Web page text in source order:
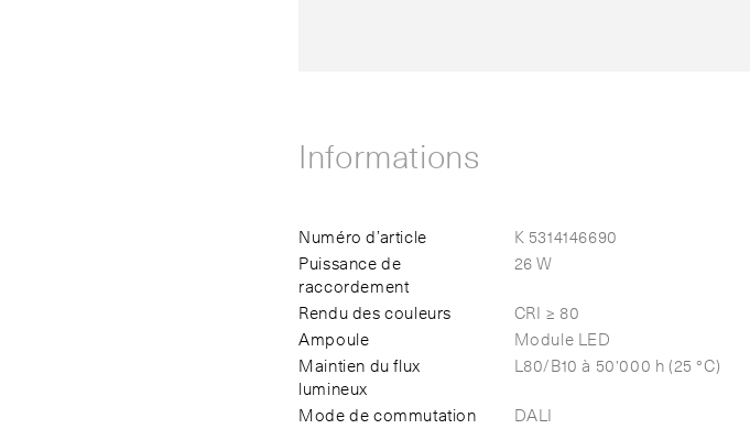
Informations
Numéro d’article K 5314146690
Puissance de
raccordement
26 W
Rendu des couleurs CRI ≥ 80
Ampoule
Module LED
Maintien du flux
lumineux
L80/B10 à 50'000 h (25 °C)
Mode de commutation DALI